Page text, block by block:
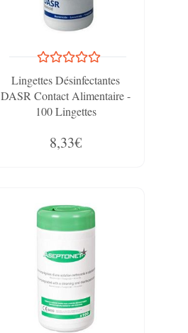
Lingettes Désinfectantes
DASR Contact Alimentaire -
100 Lingettes
8,33€